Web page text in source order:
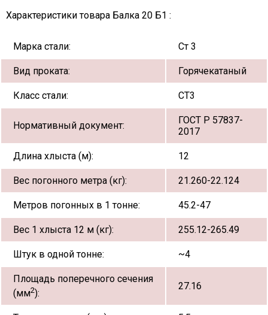
Характеристики товара Балка 20 Б1 :
Марка стали: Ст 3
Вид проката: Горячекатаный
Класс стали: СТ3
Нормативный документ:
ГОСТ Р 57837-
2017
Длина хлыста (м): 12
Вес погонного метра (кг): 21.260-22.124
Метров погонных в 1 тонне: 45.2-47
Вес 1 хлыста 12 м (кг): 255.12-265.49
Штук в одной тонне: ~4
Площадь поперечного сечения
(мм2):
27.16